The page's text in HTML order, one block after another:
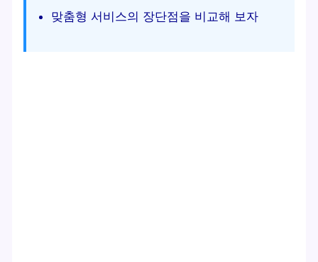
맞춤형 서비스의 장단점을 비교해 보자